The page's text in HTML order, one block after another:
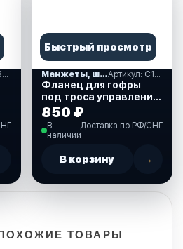
Артикул: 630066
Быстрый просмотр
Манжеты, шланги, гофры Артикул: C16319
Фланец для гофры
под троса управления
(C16319)
850 ₽
В
наличии
Доставка по РФ/СНГ
В корзину →
ТОВАРЫ